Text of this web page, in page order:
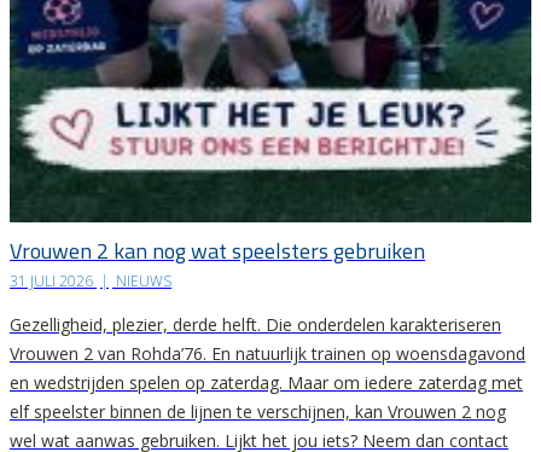
Vrouwen 2 kan nog wat speelsters gebruiken
31 JULI 2026 | NIEUWS
Gezelligheid, plezier, derde helft. Die onderdelen karakteriseren
Vrouwen 2 van Rohda’76. En natuurlijk trainen op woensdagavond
en wedstrijden spelen op zaterdag. Maar om iedere zaterdag met
elf speelster binnen de lijnen te verschijnen, kan Vrouwen 2 nog
wel wat aanwas gebruiken. Lijkt het jou iets? Neem dan contact